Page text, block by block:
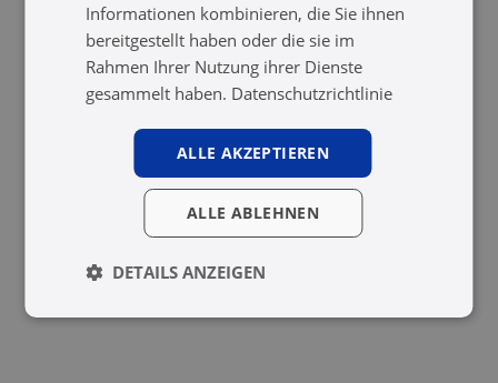
Informationen kombinieren, die Sie ihnen
bereitgestellt haben oder die sie im
Rahmen Ihrer Nutzung ihrer Dienste
gesammelt haben. Datenschutzrichtlinie
ALLE AKZEPTIEREN
ALLE ABLEHNEN
DETAILS ANZEIGEN